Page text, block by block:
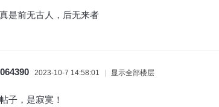
是前无古人，后无来者
2023-10-7 14:58:01 显示全部楼层
子，是寂寞！